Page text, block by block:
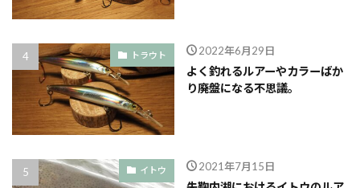
トラウト 2022年6月29日
よく釣れるルアーやカラーばか
り廃盤になる不思議。
イトウ 2021年7月15日